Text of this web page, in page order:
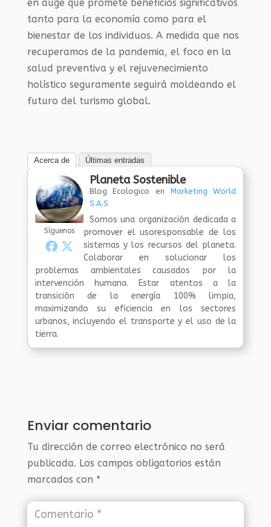
en auge que promete beneficios significativos
tanto para la economía como para el
bienestar de los individuos. A medida que nos
recuperamos de la pandemia, el foco en la
salud preventiva y el rejuvenecimiento
holístico seguramente seguirá moldeando el
futuro del turismo global.
Acerca de Últimas entradas
Síguenos
Planeta Sostenible
Blog Ecologico en Marketing World
S.A.S
Somos una organización dedicada a
promover el usoresponsable de los
sistemas y los recursos del planeta.
Colaborar en solucionar los
problemas ambientales causados por la
intervención humana. Estar atentos a la
transición de la energía 100% limpia,
maximizando su eficiencia en los sectores
urbanos, incluyendo el transporte y el uso de la
tierra.
Enviar comentario
Tu dirección de correo electrónico no será
publicada. Los campos obligatorios están
marcados con *